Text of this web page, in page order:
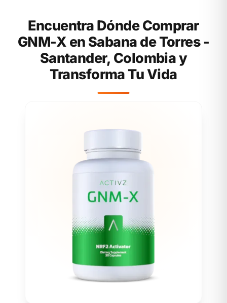
Encuentra Dónde Comprar
GNM-X en Sabana de Torres -
Santander, Colombia y
Transforma Tu Vida